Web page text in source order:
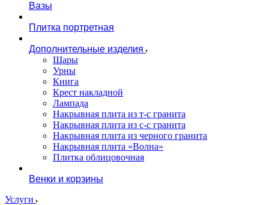
Вазы
Плитка портретная
Дополнительные изделия
Шары
Урны
Книга
Крест накладной
Лампада
Накрывная плита из т-с гранита
Накрывная плита из с-с гранита
Накрывная плита из черного гранита
Накрывная плита «Волна»
Плитка облицовочная
Венки и корзины
Услуги